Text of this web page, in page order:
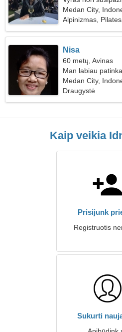
Medan City,
Alpinizmas,
Nisa
60 metų, Avinas
Man labiau
Medan City,
Draugystė
Kaip veikia
Prisijunk
Registruotis
Sukurti